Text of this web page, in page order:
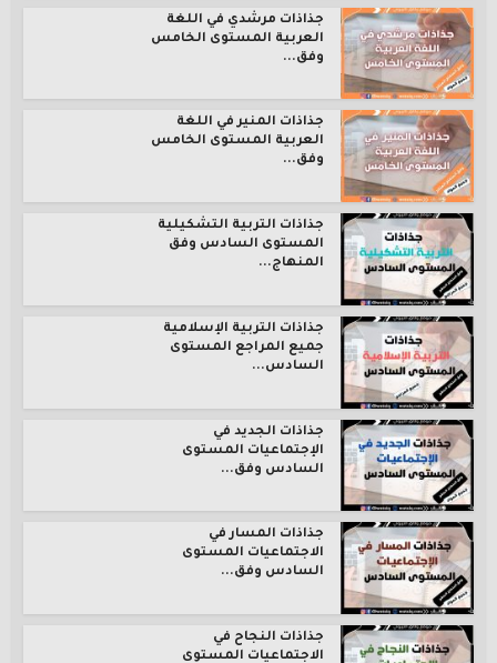
جذاذات مرشدي في اللغة
العربية المستوى الخامس
وفق...
جذاذات المنير في اللغة
العربية المستوى الخامس
وفق...
جذاذات التربية التشكيلية
المستوى السادس وفق
المنهاج...
جذاذات التربية الإسلامية
جميع المراجع المستوى
السادس...
جذاذات الجديد في
الإجتماعيات المستوى
السادس وفق...
جذاذات المسار في
الاجتماعيات المستوى
السادس وفق...
جذاذات النجاح في
الاجتماعيات المستوى